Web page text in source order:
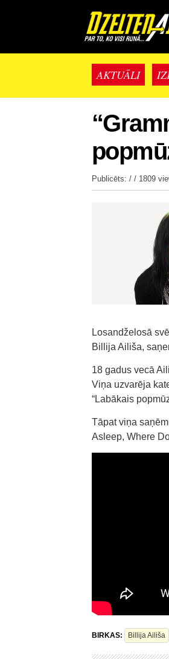
AKTUĀLI
Publicēts: / / 1809
Losandželosā
Billija Ailiša,
18 gadus vecā
Viņa uzvarēja
“Labākais
Tāpat viņa
Asleep, Where
BIRKAS: Billija Ailiša